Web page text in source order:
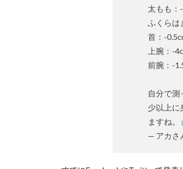
太もも：
ふくらは
首：-
上腕：-
前腕：-
自分で
少以上に
ますね。
— アカさ